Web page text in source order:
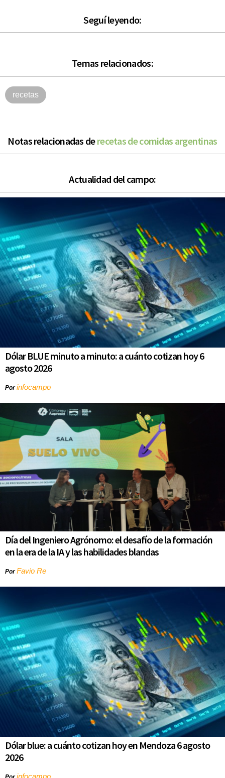
Seguí leyendo:
Temas relacionados:
recetas
Notas relacionadas derecetas de comidas argentinas
Actualidad del campo:
Dólar BLUE minuto a minuto: a cuánto cotizan hoy 6
agosto 2026
Porinfocampo
Día del Ingeniero Agrónomo: el desafío de la formación
en la era de la IA y las habilidades blandas
PorFavio Re
Dólar blue: a cuánto cotizan hoy en Mendoza 6 agosto
2026
infocampo